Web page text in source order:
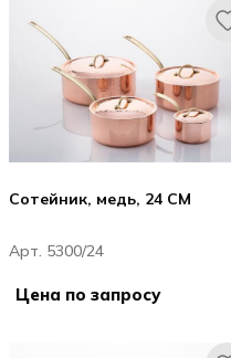
Сотейник, медь, 24 CM
Арт. 5300/24
Цена по запросу